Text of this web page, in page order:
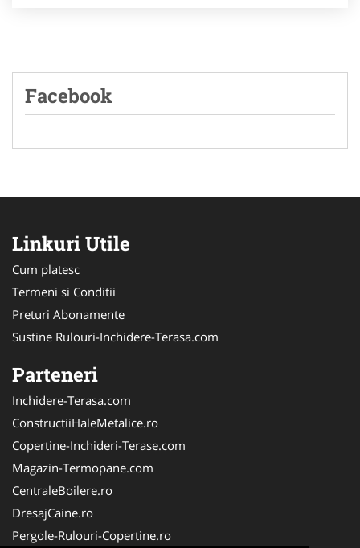
Facebook
Linkuri Utile
Cum platesc
Termeni si Conditii
Preturi Abonamente
Sustine Rulouri-Inchidere-Terasa.com
Parteneri
Inchidere-Terasa.com
ConstructiiHaleMetalice.ro
Copertine-Inchideri-Terase.com
Magazin-Termopane.com
CentraleBoilere.ro
DresajCaine.ro
Pergole-Rulouri-Copertine.ro